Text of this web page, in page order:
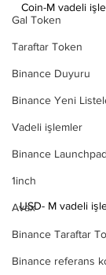
Gal Token
Taraftar Token
Binance Duyuru
Binance Yeni
Vadeli işlemler
Binance Launchpad
1inch
Avax
Binance Taraftar
Binance referans
Coin-M vadeli
USD- M vadeli